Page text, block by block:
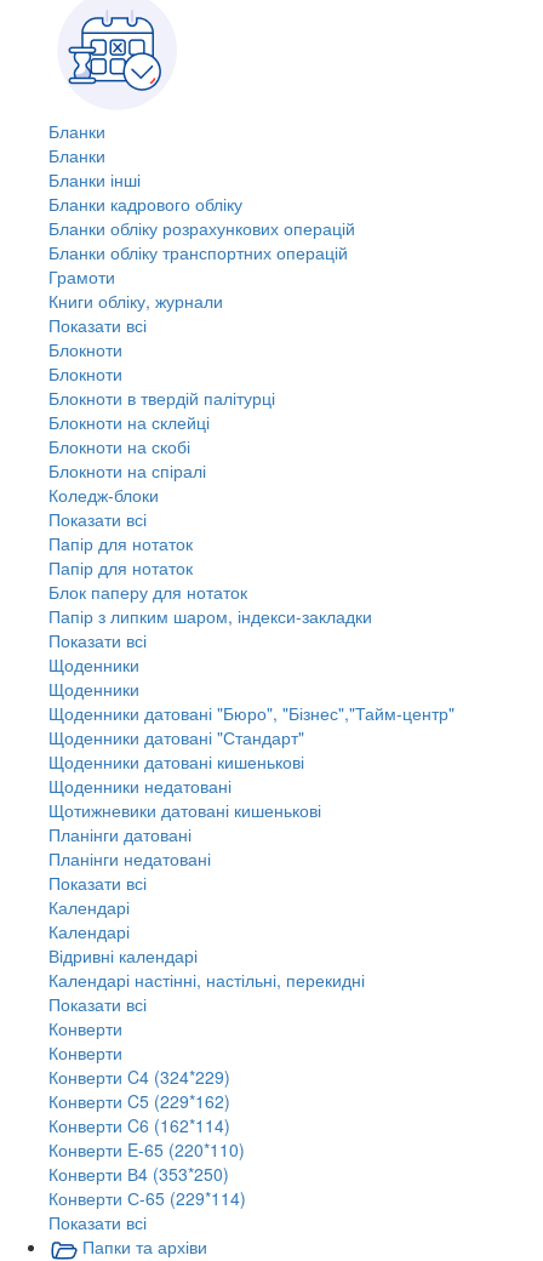
Бланки
Бланки
Бланки інші
Бланки кадрового обліку
Бланки обліку розрахункових операцій
Бланки обліку транспортних операцій
Грамоти
Книги обліку, журнали
Показати всі
Блокноти
Блокноти
Блокноти в твердій палітурці
Блокноти на склейці
Блокноти на скобі
Блокноти на спіралі
Коледж-блоки
Показати всі
Папір для нотаток
Папір для нотаток
Блок паперу для нотаток
Папір з липким шаром, індекси-закладки
Показати всі
Щоденники
Щоденники
Щоденники датовані "Бюро", "Бізнес","Тайм-центр"
Щоденники датовані "Стандарт"
Щоденники датовані кишенькові
Щоденники недатовані
Щотижневики датовані кишенькові
Планінги датовані
Планінги недатовані
Показати всі
Календарі
Календарі
Відривні календарі
Календарі настінні, настільні, перекидні
Показати всі
Конверти
Конверти
Конверти C4 (324*229)
Конверти C5 (229*162)
Конверти C6 (162*114)
Конверти E-65 (220*110)
Конверти В4 (353*250)
Конверти С-65 (229*114)
Показати всі
Папки та архіви